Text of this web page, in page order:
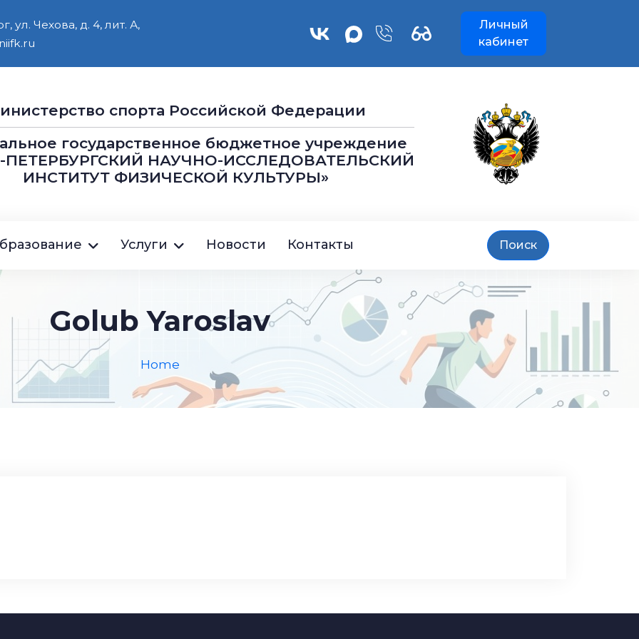
ул. Чехова, д. 4, лит. А,
Личный
кабинет
cпорта Российской Федерации
государственное бюджетное учреждение
ПЕТЕРБУРГСКИЙ НАУЧНО-ИССЛЕДОВАТЕЛЬСКИЙ
ИНСТИТУТ ФИЗИЧЕСКОЙ КУЛЬТУРЫ»
Услуги Новости Контакты Поиск
Golub Yaroslav
Home